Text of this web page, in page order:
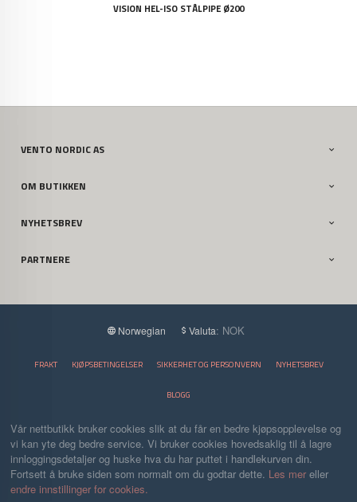
VISION HEL-ISO STÅLPIPE Ø200
VENTO NORDIC AS
OM BUTIKKEN
NYHETSBREV
PARTNERE
Norwegian Valuta: NOK
FRAKT KJØPSBETINGELSER SIKKERHET OG PERSONVERN NYHETSBREV
BLOGG
Vår nettbutikk bruker cookies slik at du får en bedre kjøpsopplevelse og
vi kan yte deg bedre service. Vi bruker cookies hovedsaklig til å lagre
innloggingsdetaljer og huske hva du har puttet i handlekurven din.
Fortsett å bruke siden som normalt om du godtar dette. Les mer eller
endre innstillinger for cookies.